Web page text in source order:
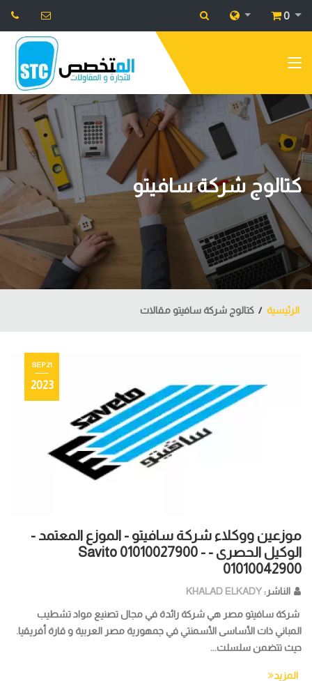
0
كتالوج شركة سافيتو
الرئيسية كتالوج شركة سافيتو مقالات
موزعين ووكلاء شركة سافيتو - الموزع المعتمد -
الوكيل الحصرى - Savito 01010027900 -
01010042900
21 SEP
2023
الناشر: KHALAD ELKADY
شركة سافيتو مصر هي شركة رائدة في مجال تصنيع مواد تشطيب
المباني ذات الأساسى الأسمنتي في جمهورية مصر العربية و قارة أفريقيا.
حيث تتضمن سلسلت...
المزيد